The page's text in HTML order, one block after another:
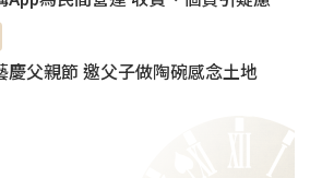
慶父親節 邀父子做陶碗感念土地